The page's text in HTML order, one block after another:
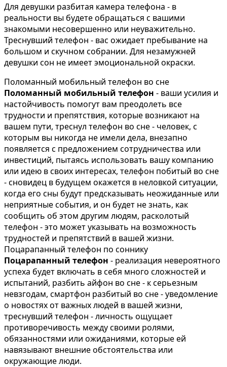
Для девушки разбитая камера телефона - в
реальности вы будете обращаться с вашими
знакомыми несовершенно или неуважительно.
Треснувший телефон - вас ожидает пребывание на
большом и скучном собрании. Для незамужней
девушки сон не имеет эмоциональной окраски.
Поломанный мобильный телефон во сне
Поломанный мобильный телефон - ваши усилия и
настойчивость помогут вам преодолеть все
трудности и препятствия, которые возникают на
вашем пути, треснул телефон во сне - человек, с
которым вы никогда не имели дела, внезапно
появляется с предложением сотрудничества или
инвестиций, пытаясь использовать вашу компанию
или идею в своих интересах, телефон побитый во сне
- сновидец в будущем окажется в неловкой ситуации,
когда его сны будут предсказывать неожиданные или
неприятные события, и он будет не знать, как
сообщить об этом другим людям, расколотый
телефон - это может указывать на возможность
трудностей и препятствий в вашей жизни.
Поцарапанный телефон по соннику
Поцарапанный телефон - реализация невероятного
успеха будет включать в себя много сложностей и
испытаний, разбить айфон во сне - к серьезным
невзгодам, смартфон разбитый во сне - уведомление
о новостях от важных людей в вашей жизни,
треснувший телефон - личность ощущает
противоречивость между своими ролями,
обязанностями или ожиданиями, которые ей
навязывают внешние обстоятельства или
окружающие люди.